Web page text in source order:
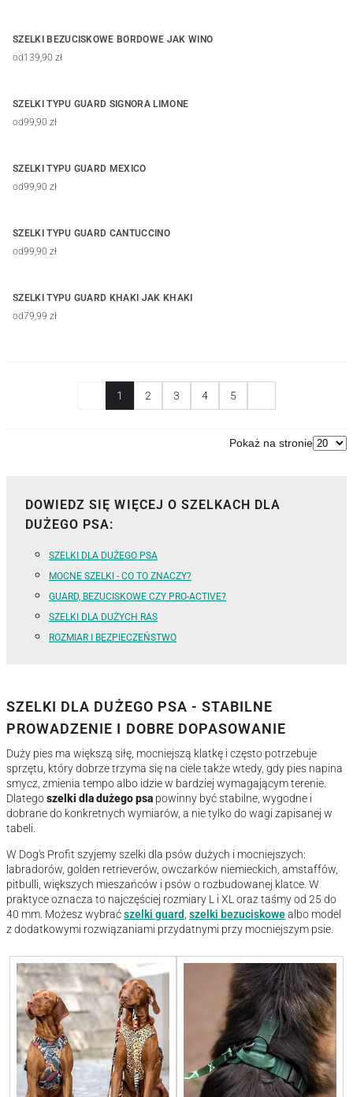
SZELKI BEZUCISKOWE BORDOWE JAK WINO
od139,90 zł
SZELKI TYPU GUARD SIGNORA LIMONE
od99,90 zł
SZELKI TYPU GUARD MEXICO
od99,90 zł
SZELKI TYPU GUARD CANTUCCINO
od99,90 zł
SZELKI TYPU GUARD KHAKI JAK KHAKI
od79,99 zł
1 2 3 4 5
Pokaż na stronie
DOWIEDZ SIĘ WIĘCEJ O SZELKACH DLA
DUŻEGO PSA:
SZELKI DLA DUŻEGO PSA
MOCNE SZELKI - CO TO ZNACZY?
GUARD, BEZUCISKOWE CZY PRO-ACTIVE?
SZELKI DLA DUŻYCH RAS
ROZMIAR I BEZPIECZEŃSTWO
SZELKI DLA DUŻEGO PSA - STABILNE
PROWADZENIE I DOBRE DOPASOWANIE
Duży pies ma większą siłę, mocniejszą klatkę i często potrzebuje
sprzętu, który dobrze trzyma się na ciele także wtedy, gdy pies napina
smycz, zmienia tempo albo idzie w bardziej wymagającym terenie.
Dlategoszelki dla dużego psa powinny być stabilne, wygodne i
dobrane do konkretnych wymiarów, a nie tylko do wagi zapisanej w
tabeli.
W Dog's Profit szyjemy szelki dla psów dużych i mocniejszych:
labradorów, golden retrieverów, owczarków niemieckich, amstaffów,
pitbulli, większych mieszańców i psów o rozbudowanej klatce. W
praktyce oznacza to najczęściej rozmiary L i XL oraz taśmy od 25 do
40 mm. Możesz wybraćszelki guard szelki bezuciskowealbo model
z dodatkowymi rozwiązaniami przydatnymi przy mocniejszym psie.